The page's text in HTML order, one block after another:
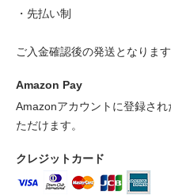
・先払い制
ご入金確認後の発送となります
Amazon Pay
Amazonアカウントに登録さ
ただけます。
クレジットカード